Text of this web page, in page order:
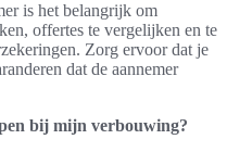
is het belangrijk om
offertes te vergelijken en te
Zorg ervoor dat je
dat de aannemer
bij mijn verbouwing?